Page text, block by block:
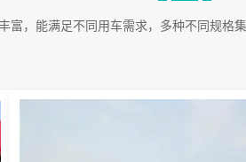
富，能满足不同用车需求，多种不同规格